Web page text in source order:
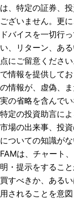
は、特定の証券、
ございません。更
ドバイスを一切行
い、リターン、あ
点にご留意くださ
で情報を提供して
の情報が、虚偽、
実の省略を含んで
特定の投資助言に
市場の出来事、投
についての知識が
FAMは、チャート
明・提示をするこ
買すべきか、ある
用されることを意